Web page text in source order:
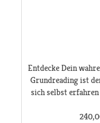
Entdecke Dein
Grundreading ist
sich selbst